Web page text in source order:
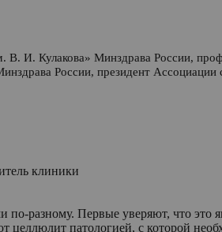
В. И. Кулакова» Минздрава России,
России, президент Ассоциации
клиники
по-разному. Первые уверяют, что это
целлюлит патологией, с которой